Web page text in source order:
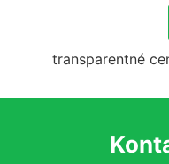
transparentné